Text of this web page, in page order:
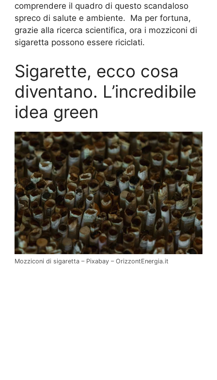
comprendere il quadro di questo scandaloso
spreco di salute e ambiente. Ma per fortuna,
grazie alla ricerca scientifica, ora i mozziconi di
sigaretta possono essere riciclati.
Sigarette, ecco cosa
diventano. L’incredibile
idea green
Mozziconi di sigaretta – Pixabay – OrizzontEnergia.it